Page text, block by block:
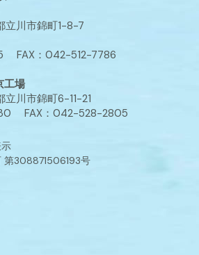
川市錦町1-8-7
FAX：042-512-7786
工場
川市錦町6-11-21
FAX：042-528-2805
第308871506193号